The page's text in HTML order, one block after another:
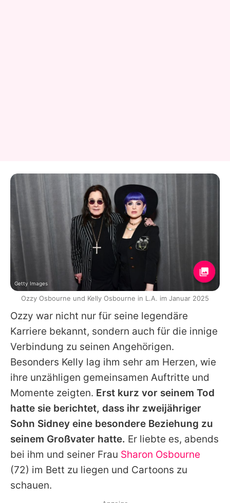
Ozzy war nicht nur für seine legendäre
Karriere bekannt, sondern auch für die innige
Verbindung zu seinen Angehörigen.
Besonders Kelly lag ihm sehr am Herzen, wie
ihre unzähligen gemeinsamen Auftritte und
Momente zeigten. Erst kurz vor seinem Tod
hatte sie berichtet, dass ihr zweijähriger
Sohn Sidney eine besondere Beziehung zu
seinem Großvater hatte. Er liebte es, abends
bei ihm und seiner Frau Sharon Osbourne
(72) im Bett zu liegen und Cartoons zu
schauen.
Getty Images
Ozzy Osbourne und Kelly Osbourne in L.A. im Januar 2025